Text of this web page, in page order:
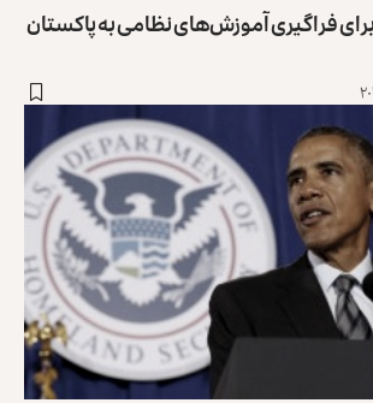
فراگیری آموزش‌های نظامی به پاکستان